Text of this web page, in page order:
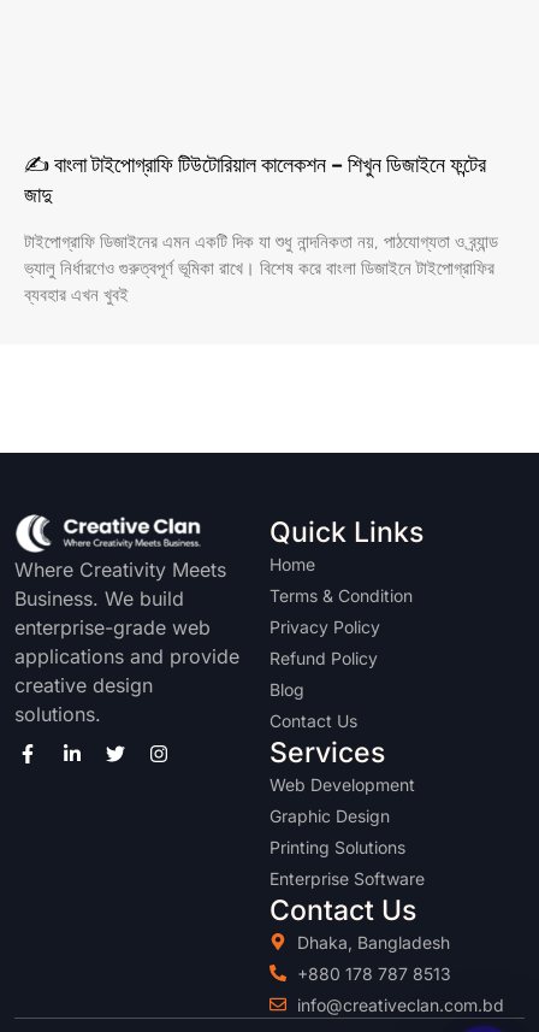
✍️ বাংলা টাইপোগ্রাফি টিউটোরিয়াল কালেকশন – শিখুন ডিজাইনে ফন্টের
জাদু
টাইপোগ্রাফি ডিজাইনের এমন একটি দিক যা শুধু নান্দনিকতা নয়, পাঠযোগ্যতা ও ব্র্যান্ড
ভ্যালু নির্ধারণেও গুরুত্বপূর্ণ ভূমিকা রাখে। বিশেষ করে বাংলা ডিজাইনে টাইপোগ্রাফির
ব্যবহার এখন খুবই
Where Creativity Meets
Business. We build
enterprise-grade web
applications and provide
creative design
solutions.
Quick Links
Home
Terms & Condition
Privacy Policy
Refund Policy
Blog
Contact Us
Services
Web Development
Graphic Design
Printing Solutions
Enterprise Software
Contact Us
Dhaka, Bangladesh
+880 178 787 8513
info@creativeclan.com.bd